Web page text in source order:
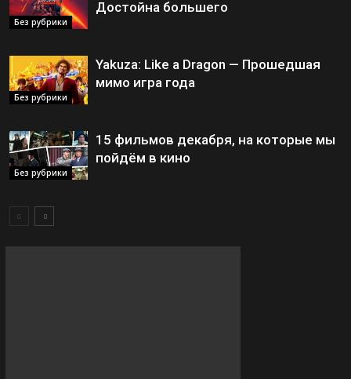
Без рубрики
Достойна большего
Без рубрики
Yakuza: Like a Dragon — Прошедшая
мимо игра года
Без рубрики
15 фильмов декабря, на которые мы
пойдём в кино